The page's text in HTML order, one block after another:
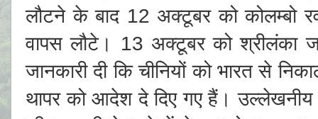
लौटने के बाद 12 अक्टूबर को कोलम्बो
वापस लौटे। 13 अक्टूबर को श्रीलंका
जानकारी दी कि चीनियों को भारत से
थापर को आदेश दे दिए गए हैं।